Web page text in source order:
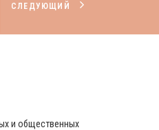
СЛЕДУЮЩИЙ
и общественных